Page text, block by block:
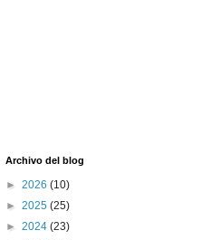
Archivo del blog
► 2026 (10)
► 2025 (25)
► 2024 (23)